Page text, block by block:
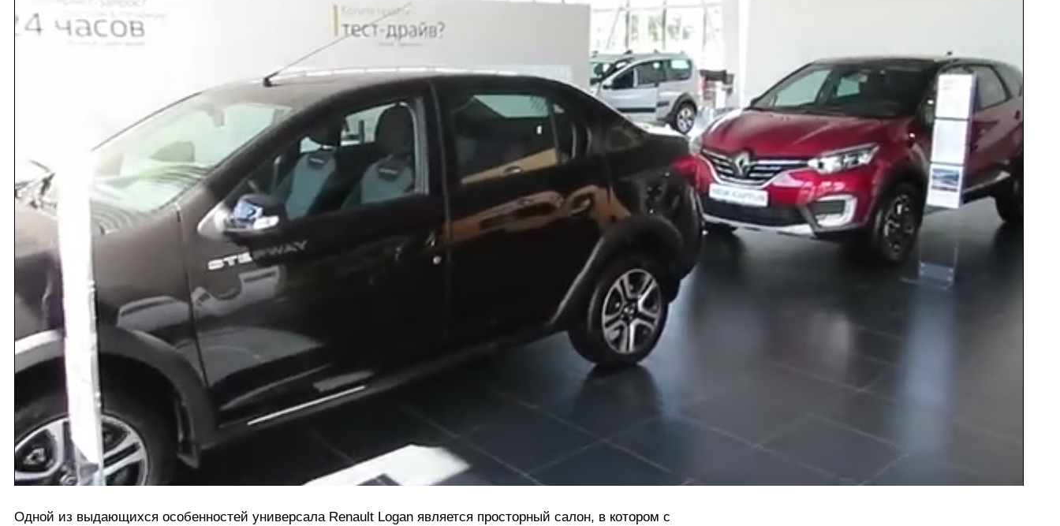
Одной из выдающихся особенностей универсала Renault Logan является просторный салон, в котором с